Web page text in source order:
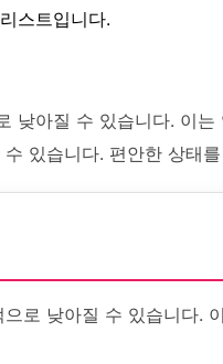
스트입니다.
낮아질 수 있습니다. 이
있습니다. 편안한 상태
로 낮아질 수 있습니다.